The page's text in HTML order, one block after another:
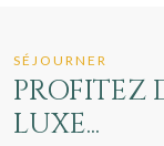
SÉJOURNER
PROFITEZ
LUXE...